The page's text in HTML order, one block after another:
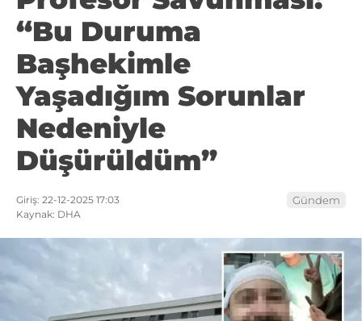
“Bu Duruma
Başhekimle
Yaşadığım Sorunlar
Nedeniyle
Düşürüldüm”
Giriş: 22-12-2025 17:03
Kaynak: DHA
Gündem